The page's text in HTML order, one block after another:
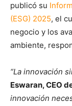
publicó su
(ESG) 2025, el
negocio y los
ambiente,
“La innovación
Eswaran, CEO
innovación